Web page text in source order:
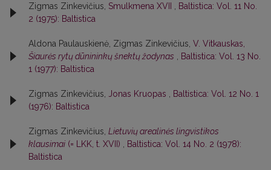
Zigmas Zinkevičius, Smulkmena XVII
Baltistica: Vol. 11 No.
2 (1975): Baltistica
Aldona Paulauskienė, Zigmas Zinkevičius, V. Vitkauskas,
Šiaurės rytų dūnininkų šnektų žodynas
Baltistica: Vol. 13 No.
1 (1977): Baltistica
Zigmas Zinkevičius, Jonas Kruopas
Baltistica: Vol. 12 No. 1
(1976): Baltistica
Zigmas Zinkevičius, Lietuvių arealinės lingvistikos
klausimai (= LKK, t. XVII)
Baltistica: Vol. 14 No. 2 (1978):
Baltistica